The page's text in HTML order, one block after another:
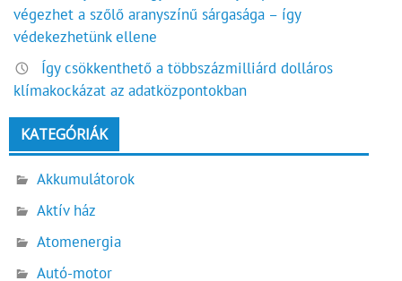
végezhet a szőlő aranyszínű sárgasága – így
védekezhetünk ellene
Így csökkenthető a többszázmilliárd dolláros
klímakockázat az adatközpontokban
KATEGÓRIÁK
Akkumulátorok
Aktív ház
Atomenergia
Autó-motor